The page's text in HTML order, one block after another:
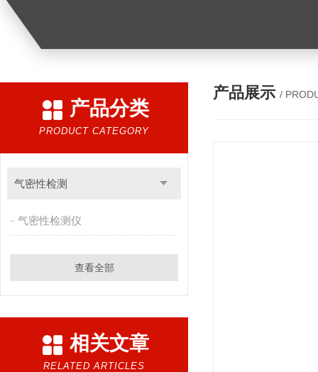
产品分类
PRODUCT CATEGORY
气密性检测
气密性检测仪
查看全部
相关文章
RELATED ARTICLES
产品展示 /